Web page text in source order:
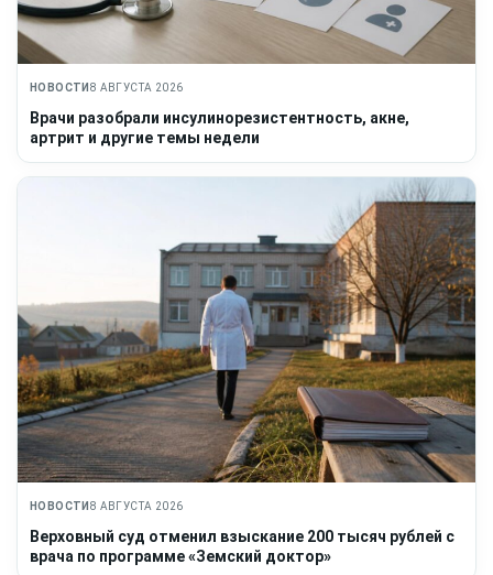
НОВОСТИ 8 АВГУСТА 2026
Врачи разобрали инсулинорезистентность, акне,
артрит и другие темы недели
НОВОСТИ 8 АВГУСТА 2026
Верховный суд отменил взыскание 200 тысяч рублей с
врача по программе «Земский доктор»